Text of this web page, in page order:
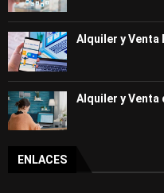
Alquiler y
Alquiler y Venta
ENLACES